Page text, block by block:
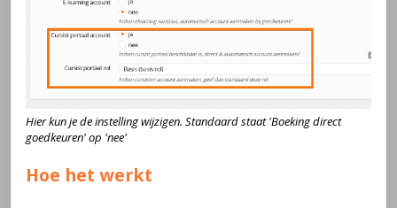
Hier kun je de instelling wijzigen. Standaard staat 'Boeking direct
goedkeuren' op 'nee'
Hoe het werkt